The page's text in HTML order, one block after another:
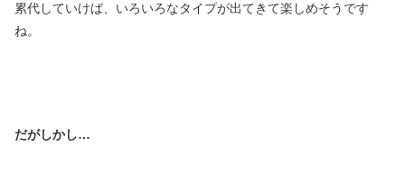
累代していけば、いろいろなタイプが出てきて楽しめそうです
ね。
だがしかし…